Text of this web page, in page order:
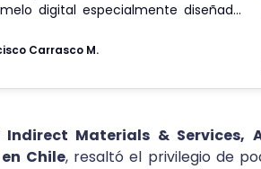
digital especialmente diseñado
potencia para el proceso de
Carrasco M.
Materials & Services,
Chile, resaltó el privilegio de